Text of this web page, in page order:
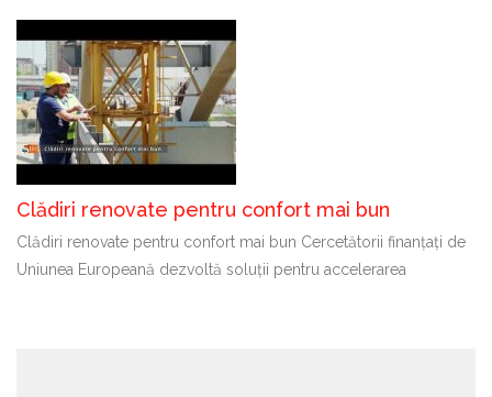
Clădiri renovate pentru confort mai bun
Clădiri renovate pentru confort mai bun Cercetătorii finanțați de
Uniunea Europeană dezvoltă soluții pentru accelerarea